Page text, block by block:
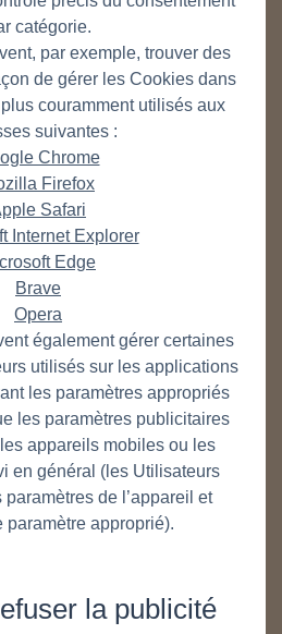
catégorie.
par exemple, trouver des
de gérer les Cookies dans
couramment utilisés aux
suivantes :
Chrome
Firefox
Safari
Internet Explorer
Edge
Brave
Opera
également gérer certaines
utilisés sur les applications
les paramètres appropriés
les paramètres publicitaires
appareils mobiles ou les
en général (les Utilisateurs
de l’appareil et
paramètre approprié).
la publicité